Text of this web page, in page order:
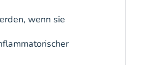
wenn sie